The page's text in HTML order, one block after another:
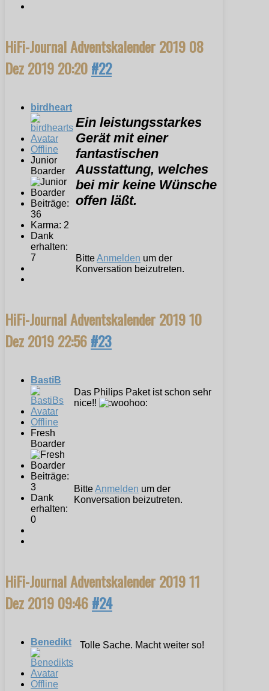
HiFi-Journal Adventskalender 201908
Dez 2019 20:20#22
birdheart
Offline
Junior
Boarder
Beiträge:
36
Karma: 2
Dank
erhalten:
7
Ein leistungsstarkes
Gerät mit einer
fantastischen
Ausstattung, welches
bei mir keine Wünsche
offen läßt.
BitteAnmelden um der
Konversation beizutreten.
HiFi-Journal Adventskalender 201910
Dez 2019 22:56#23
BastiB
Offline
Fresh
Boarder
Beiträge:
3
Dank
erhalten:
0
Das Philips Paket ist schon sehr
nice!!
BitteAnmelden um der
Konversation beizutreten.
HiFi-Journal Adventskalender 201911
Dez 2019 09:46#24
Benedikt
Offline
Tolle Sache. Macht weiter so!